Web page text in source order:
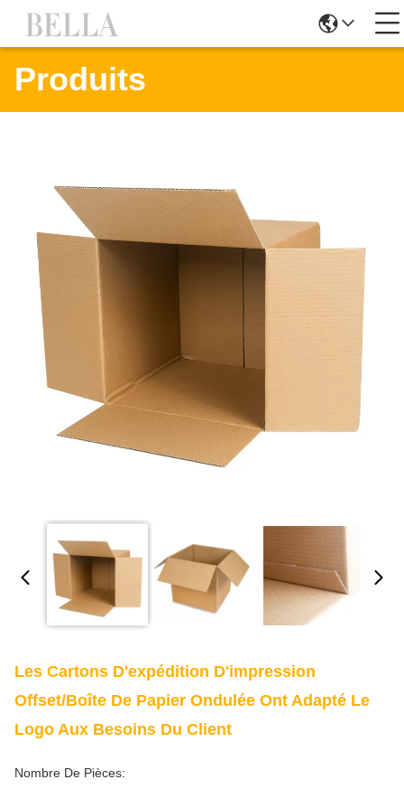
Produits
Les Cartons D'expédition D'impression
Offset/boîte De Papier Ondulée Ont Adapté Le
Logo Aux Besoins Du Client
Nombre De Pièces: